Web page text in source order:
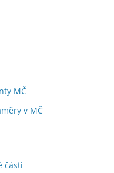
MČ
v MČ
části